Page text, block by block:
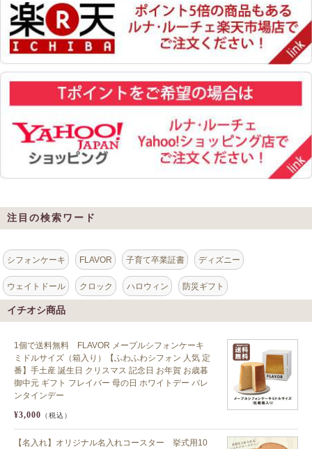
注目の検索ワード
シフォンケーキ FLAVOR 子育て卒業証書 ディズニー
ウェイトドール クロック ハロウィン 防災ギフト
イチオシ商品
1個で送料無料 FLAVOR メープルシフォンケーキ
ミドルサイズ（箱入り）【ふわふわシフォン 人気 定
番】手土産 誕生日 クリスマス 記念日 お年賀 お歳暮
御中元 ギフト フレイバー 母の日 ホワイトデー バレ
ンタインデー
¥3,000 （税込）
【名入れ】オリジナル名入れコースター 挙式用10